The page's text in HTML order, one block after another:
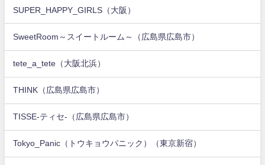
SUPER_HAPPY_GIRLS（大阪）
SweetRoom～スイートルーム～（広島県広島市）
tete_a_tete（大阪北浜）
THINK（広島県広島市）
TISSE-ティセ-（広島県広島市）
Tokyo_Panic（トウキョウパニック）（東京新宿）